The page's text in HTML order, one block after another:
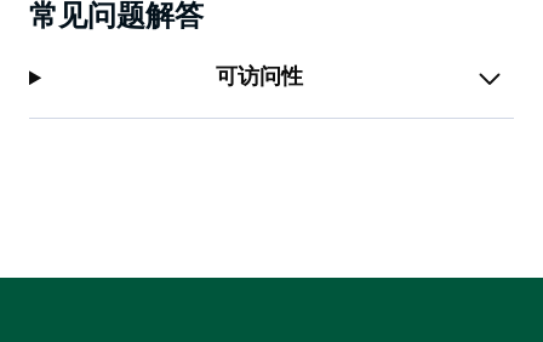
常见问题解答
可访问性